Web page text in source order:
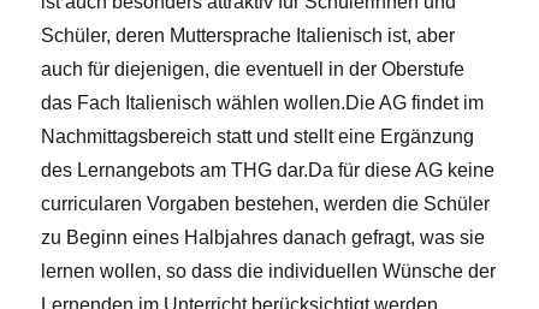
Schüler, deren Muttersprache Italienisch ist, aber
auch für diejenigen, die eventuell in der Oberstufe
das Fach Italienisch wählen wollen.Die AG findet im
Nachmittagsbereich statt und stellt eine Ergänzung
des Lernangebots am THG dar.Da für diese AG keine
curricularen Vorgaben bestehen, werden die Schüler
zu Beginn eines Halbjahres danach gefragt, was sie
lernen wollen, so dass die individuellen Wünsche der
Lernenden im Unterricht berücksichtigt werden